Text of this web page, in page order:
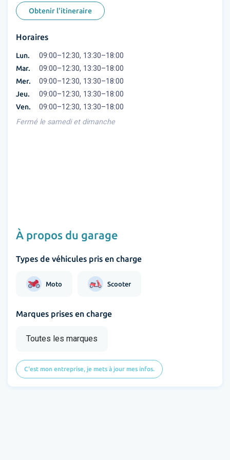
Obtenir l'itineraire
Horaires
Lun. 09:00–12:30, 13:30–18:00
Mar. 09:00–12:30, 13:30–18:00
Mer. 09:00–12:30, 13:30–18:00
Jeu. 09:00–12:30, 13:30–18:00
Ven.
09:00–12:30, 13:30–18:00
Fermé le samedi et dimanche
À propos du garage
Types de véhicules pris en charge
Moto Scooter
Marques prises en charge
Toutes les marques
C'est mon entreprise, je mets à jour mes infos.